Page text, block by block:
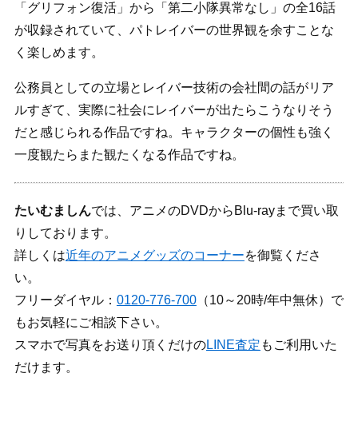
「グリフォン復活」から「第二小隊異常なし」の全16話
が収録されていて、パトレイバーの世界観を余すことな
く楽しめます。
公務員としての立場とレイバー技術の会社間の話がリア
ルすぎて、実際に社会にレイバーが出たらこうなりそう
だと感じられる作品ですね。キャラクターの個性も強く
一度観たらまた観たくなる作品ですね。
たいむましんでは、アニメのDVDからBlu-rayまで買い取
りしております。
詳しくは近年のアニメグッズのコーナーを御覧くださ
い。
フリーダイヤル： 0120-776-700（10～20時/年中無休）で
もお気軽にご相談下さい。
スマホで写真をお送り頂くだけのLINE査定 もご利用いた
だけます。